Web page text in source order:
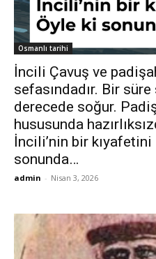
Osmanlı tarihi
İncili Çavuş ve
sefasındadır. Bir
derecede soğur.
hususunda
İncili’nin bir
sonunda…
admin - Nisan 3, 2026